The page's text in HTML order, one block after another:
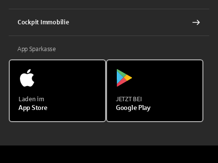
Cockpit Immobilie
App Sparkasse
Laden im
App Store
JETZT BEI
Google Play